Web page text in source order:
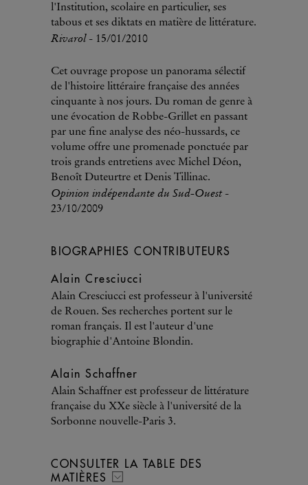
l'Institution, scolaire en particulier, ses
tabous et ses diktats en matière de littérature.
Rivarol - 15/01/2010
Cet ouvrage propose un panorama sélectif
de l'histoire littéraire française des années
cinquante à nos jours. Du roman de genre à
une évocation de Robbe-Grillet en passant
par une fine analyse des néo-hussards, ce
volume offre une promenade ponctuée par
trois grands entretiens avec Michel Déon,
Benoît Duteurtre et Denis Tillinac.
Opinion indépendante du Sud-Ouest -
23/10/2009
BIOGRAPHIES CONTRIBUTEURS
Alain Cresciucci
Alain Cresciucci est professeur à l'université
de Rouen. Ses recherches portent sur le
roman français. Il est l'auteur d'une
biographie d'Antoine Blondin.
Alain Schaffner
Alain Schaffner est professeur de littérature
française du XXe siècle à l'université de la
Sorbonne nouvelle-Paris 3.
CONSULTER LA TABLE DES
MATIÈRES